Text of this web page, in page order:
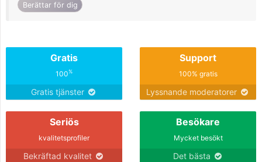
Berättar för dig
Gratis
100%
Gratis tjänster
Support
100% gratis
Lyssnande moderatorer
Seriös
kvalitetsprofiler
Bekräftad kvalitet
Besökare
Mycket besökt
Det bästa